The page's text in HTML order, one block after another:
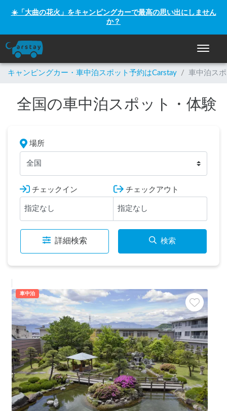
☀️「大曲の花火」をキャンピングカーで最高の思い出にしません
か？
ナビゲ
キャンピングカー・車中泊スポット予約はCarstay / 車中泊ス
全国の車中泊スポット・体験
場所
全国
チェックイン チェックアウト
詳細検索 検索
車中泊